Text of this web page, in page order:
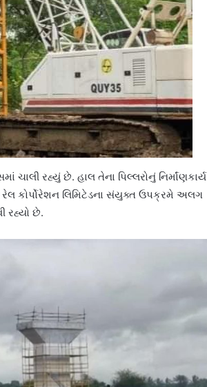
ચાલી રહ્યું છે. હાલ તેના પિલ્લરોનું નિર્માંણકાર્ય
કોર્પોરેશન લિમિટેડના સંયુક્ત ઉપક્રમે અલગ
રહ્યો છે.